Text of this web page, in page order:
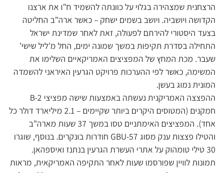
הרצחנית שמצהירה בגלוי על כוונתה להשמיד ח”ו את ארצנו
הקדושה ויושביה. ויושב בשמים ישחק – כאשר ארה”ב החליטה
בצעד היסטורי להירתם לפעולה, זאת לאחר שמדינת ישראל
התחילה בסדרת תקיפות במשך שמונה ימים, החל מ’ליל שישי’
שעבר. מכת המחץ של המפציצים האמריקאיים השלימו את
המשימה, כאשר לפי ההערכות פרויקט הגרעין האיראני להשמדה
המונית נמוג בעשן.
ההפצצה האמריקנית נעשתה באמצעות שישה מפציצי B-2
חמקנים (המטוסים היקרים ביותר שקיימים – 2.1 מיליארד דולר כל
אחד). המפציצים האימתניים טסו במשך 37 שעות מארה”ב
והטילו פצצות ענק מסוג GBU-57 חודרות בונקרים. בנוסף, שוגרו
30 טילי טומהוק על אתרי העשרת הגרעין בנתנז ואיספהאן.
תמונות לוויין שפורסמו שעות לאחר התקיפה האמריקאית, מראות